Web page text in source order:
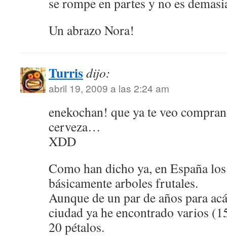
Un abrazo Nora!
Turrisdijo:
abril 19, 2009 a las 2:24 am
enekochan! que ya te veo
cerveza…
XDD
Como han dicho ya, en España
básicamente arboles frutales.
Aunque de un par de años para
ciudad ya he encontrado varios
20 pétalos.